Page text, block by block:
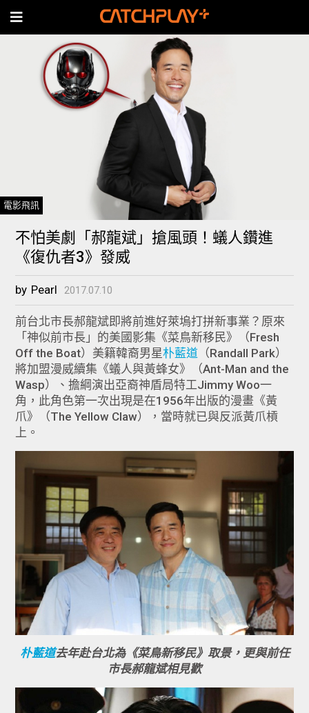
電影飛訊
不怕美劇「郝龍斌」搶風頭！蟻人鑽進
《復仇者3》發威
by Pearl 2017.07.10
前台北市長郝龍斌即將前進好萊塢打拼新事業？原來
「神似前市長」的美國影集《菜鳥新移民》（Fresh
Off the Boat）美籍韓裔男星朴藍道 （Randall Park）
將加盟漫威續集《蟻人與黃蜂女》（Ant-Man and the
Wasp）、擔綱演出亞裔神盾局特工Jimmy Woo一
角，此角色第一次出現是在1956年出版的漫畫《黃
爪》（The Yellow Claw），當時就已與反派黃爪槓
上。
朴藍道去年赴台北為《菜鳥新移民》取景，更與前任
市長郝龍斌相見歡